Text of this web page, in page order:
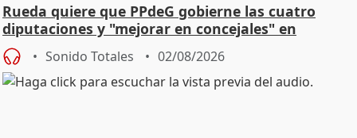
Rueda quiere que PPdeG gobierne las cuatro
diputaciones y "mejorar en concejales" en
ciudades
Sonido Totales 02/08/2026